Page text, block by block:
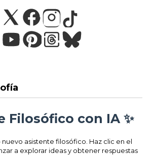
Filosófico con IA ✨
asistente filosófico. Haz clic en el
a explorar ideas y obtener respuestas